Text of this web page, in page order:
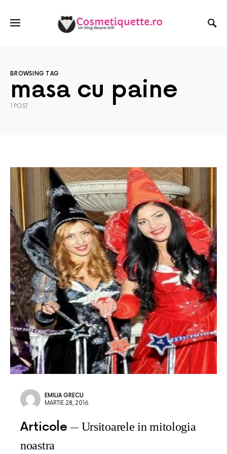
BROWSING TAG
masa cu paine
1 POST
EMILIA GRECU
MARTIE 28, 2016
Articole
Ursitoarele in mitologia
noastra